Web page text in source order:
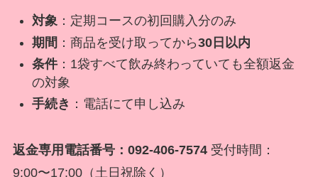
対象：定期コースの初回購入分のみ
期間 ：商品を受け取ってから30日以内
条件：1袋すべて飲み終わっていても全額返金
の対象
手続き ：電話にて申し込み
返金専用電話番号：092-406-7574受付時間：
9:00〜17:00（土日祝除く）